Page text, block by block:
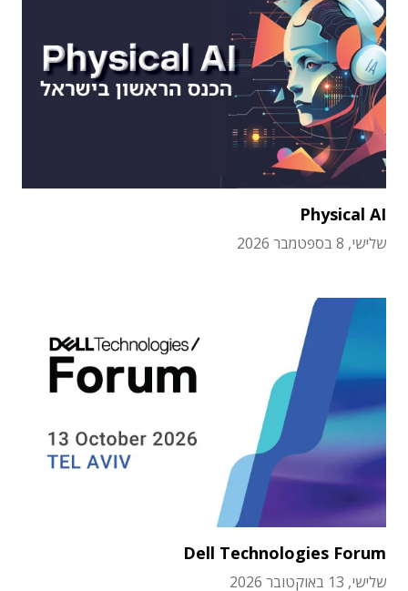
Physical AI
שלישי, 8 בספטמבר 2026
Dell Technologies Forum
שלישי, 13 באוקטובר 2026